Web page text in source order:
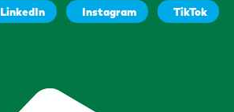
LinkedIn Instagram TikTok